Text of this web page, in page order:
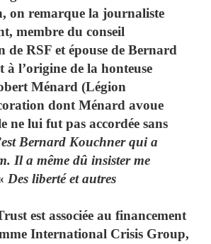
on remarque la journaliste
membre du conseil
de RSF et épouse de Bernard
à l’origine de la honteuse
Ménard (Légion
dont Ménard avoue
ne lui fut pas accordée sans
Bernard Kouchner qui a
Il a même dû insister me
Des liberté et autres
est associée au financement
International Crisis Group,